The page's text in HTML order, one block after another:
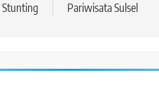
Stunting
Pariwisata Sulsel